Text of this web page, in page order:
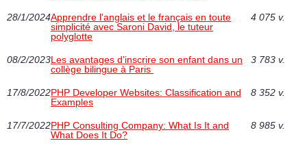
28/1/2024Apprendre l'anglais et le français en toute
simplicité avec Saroni David, le tuteur
polyglotte
4 075 v.
08/2/2023Les avantages d’inscrire son enfant dans un
collège bilingue à Paris
3 783 v.
17/8/2022PHP Developer Websites: Classification and
Examples
8 352 v.
17/7/2022PHP Consulting Company: What Is It and
What Does It Do?
8 985 v.